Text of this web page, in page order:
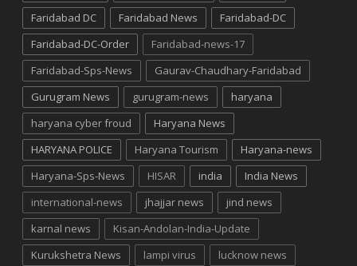
Faridabad DC
Faridabad News
Faridabad-DC
Faridabad-DC-Order
Faridabad-news-17
Faridabad-Sps-News
Gaurav-Chaudhary-Faridabad
Gurugram News
gurugram-news
haryana
haryana cyber froud
Haryana News
HARYANA POLICE
Haryana Tourism
Haryana-news
Haryana-Sps-News
HISAR india
India News
international-news
jhajjar news
jind news
karnal news
Kisan-Andolan-India-Update
Kurukshetra News
lampi virus lucknow news